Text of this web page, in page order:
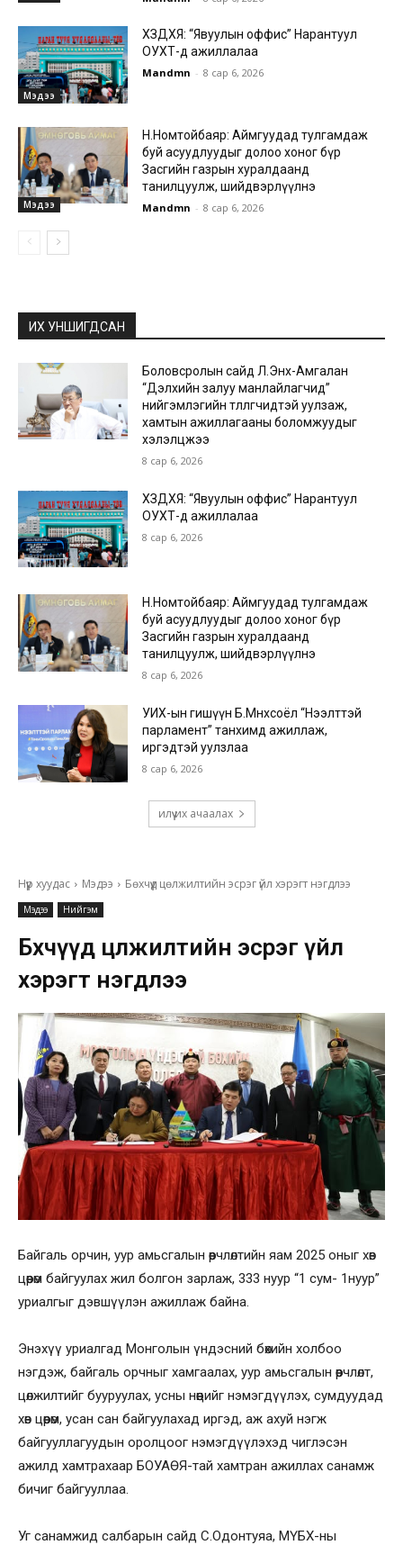
Мэдээ
ХЗДХЯ: “Явуулын оффис” Нарантуул
ОУХТ-д ажиллалаа
Mandmn - 8 сар 6, 2026
Мэдээ
Н.Номтойбаяр: Аймгуудад тулгамдаж
буй асуудлуудыг долоо хоног бүр
Засгийн газрын хуралдаанд
танилцуулж, шийдвэрлүүлнэ
Mandmn - 8 сар 6, 2026
ИХ УНШИГДСАН
Боловсролын сайд Л.Энх-Амгалан
“Дэлхийн залуу манлайлагчид”
нийгэмлэгийн төлөөлөгчидтэй уулзаж,
хамтын ажиллагааны боломжуудыг
хэлэлцжээ
8 сар 6, 2026
ХЗДХЯ: “Явуулын оффис” Нарантуул
ОУХТ-д ажиллалаа
8 сар 6, 2026
Н.Номтойбаяр: Аймгуудад тулгамдаж
буй асуудлуудыг долоо хоног бүр
Засгийн газрын хуралдаанд
танилцуулж, шийдвэрлүүлнэ
8 сар 6, 2026
УИХ-ын гишүүн Б.Мөнхсоёл “Нээлттэй
парламент” танхимд ажиллаж,
иргэдтэй уулзлаа
8 сар 6, 2026
илүү их ачаалах